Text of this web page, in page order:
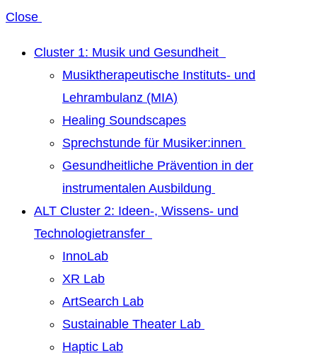
Close
Cluster 1: Musik und Gesundheit
Musiktherapeutische Instituts- und
Lehrambulanz (MIA)
Healing Soundscapes
Sprechstunde für Musiker:innen
Gesundheitliche Prävention in der
instrumentalen Ausbildung
ALT Cluster 2: Ideen-, Wissens- und
Technologietransfer
InnoLab
XR Lab
ArtSearch Lab
Sustainable Theater Lab
Haptic Lab